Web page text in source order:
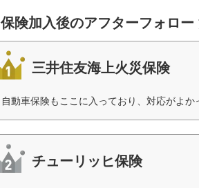
保険加入後のアフターフォロ
三井住友海上火災保険
自動車保険もここに入っており、対応がよか
チューリッヒ保険